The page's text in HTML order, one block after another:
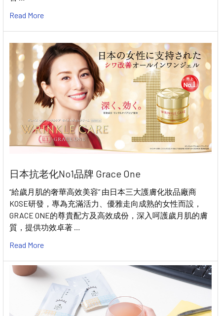
Read More
日本抗老化No1品牌 Grace One
“給歲月肌的奢華高效美容” 由日本三大護膚化妝品廠商
KOSE研發，專為充滿活力、優雅走向成熟的女性而設，
GRACE ONE的尊貴配方及高效成份，深入呵護歲月肌的膚
質，提供功效卓著 …
Read More